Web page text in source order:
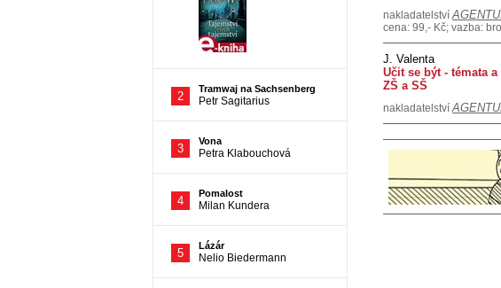
nakladatelství
cena: 99,- Kč; vazba:
J. Valenta
Učit se být - témata
ZŠ a SŠ
nakladatelství